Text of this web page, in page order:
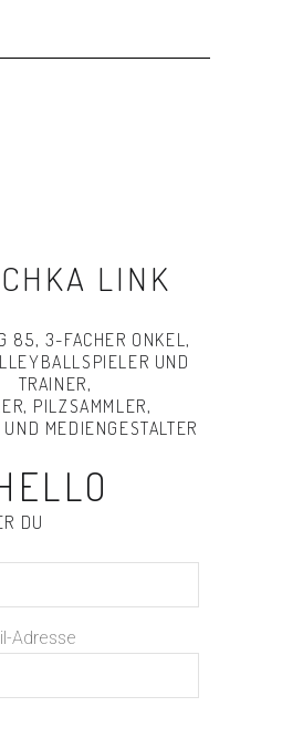
LINK
85, 3-FACHER ONKEL,
UND
TRAINER,
PILZSAMMLER,
MEDIENGESTALTER
DU
Adresse